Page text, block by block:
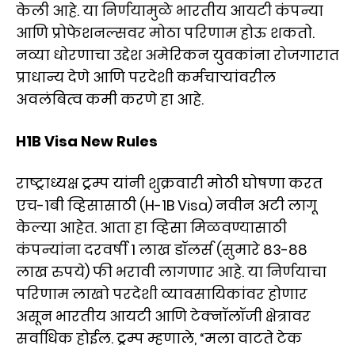
केली आहे. या निर्णयामुळे भारतीय आयटी कंपन्या
आणि प्रोफेशनल्सवर मोठा परिणाम होऊ शकतो.
नव्या धोरणाचा उद्देश अमेरिकन युवकांना रोजगारात
प्राधान्य देणे आणि परदेशी कर्मचाऱ्यांवरील
अवलंबित्व कमी करणे हा आहे.
H1B Visa New Rules
राष्ट्राध्यक्ष ट्रम्प यांनी शुक्रवारी मोठी घोषणा करत
एच-1बी व्हिसासाठी (H-1B Visa) नवीन अटी लागू
केल्या आहेत. आता हा व्हिसा मिळवण्यासाठी
कंपन्यांना दरवर्षी 1 लाख डॉलर्स (सुमारे 83-88
लाख रुपये) फी भरावी लागणार आहे. या निर्णयाचा
परिणाम लाखो परदेशी व्यावसायिकांवर होणार
असून भारतीय आयटी आणि टेक्नॉलॉजी क्षेत्रावर
सर्वाधिक होईल. ट्रम्प म्हणाले, “मला वाटते टेक